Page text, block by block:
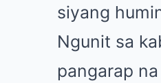
siyang
Ngunit sa
pangarap